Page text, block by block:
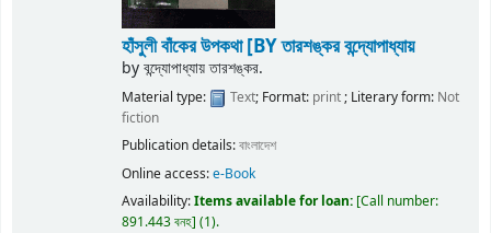
হাঁসুলী বাঁকের উপকথা[BY তারশঙ্কর বন্দ্যোপাধ্যায়
byবন্দ্যোপাধ্যায় তারশঙ্কর.
Material type: Text; Format: print; Literary form: Not
fiction
Publication details:বাংলাদেশ
Online access:e-Book
Availability:Items available for loan: Call number:
891.443 বনহ (1).